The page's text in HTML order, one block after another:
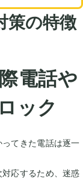
策の特徴
電話や
ック
てきた電話は逐一
応するため、迷惑